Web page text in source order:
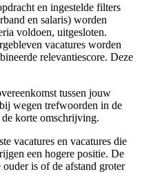
en ingestelde filters
en salaris) worden
voldoen, uitgesloten.
vacatures worden
relevantiescore. Deze
tussen jouw
wegen trefwoorden in de
korte omschrijving.
vacatures en vacatures die
een hogere positie. De
ouder is of de afstand groter